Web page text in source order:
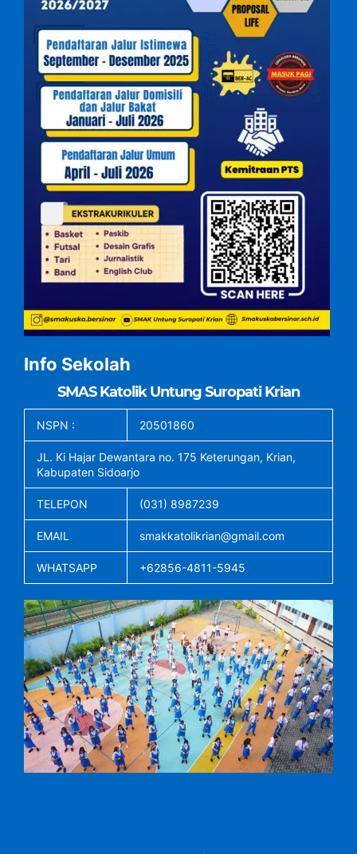
Info Sekolah
SMAS Katolik Untung Suropati Krian
NSPN : 20501860
JL. Ki Hajar Dewantara no. 175 Keterungan, Krian,
Kabupaten Sidoarjo
TELEPON (031) 8987239
EMAIL smakkatolikrian@gmail.com
WHATSAPP +62856-4811-5945